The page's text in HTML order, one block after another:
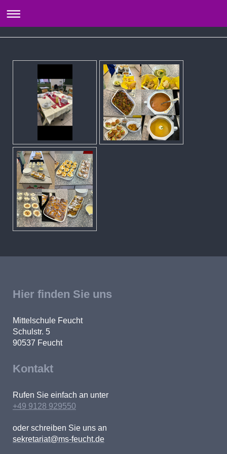
Hier finden Sie uns
Mittelschule Feucht
Schulstr. 5
90537 Feucht
Kontakt
Rufen Sie einfach an unter
+49 9128 929550
oder schreiben Sie uns an
sekretariat@ms-feucht.de